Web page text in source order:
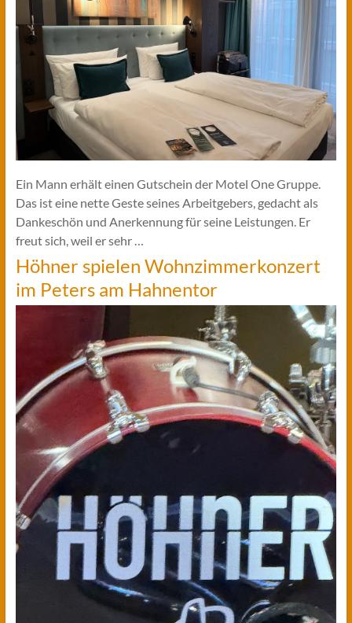
Ein Mann erhält einen Gutschein der Motel One Gruppe.
Das ist eine nette Geste seines Arbeitgebers, gedacht als
Dankeschön und Anerkennung für seine Leistungen. Er
freut sich, weil er sehr …
Höhner spielen Wohnzimmerkonzert
im Peters am Hahnentor